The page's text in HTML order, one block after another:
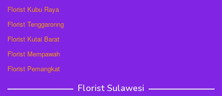
Florist Kubu Raya
Florist Tenggaronng
Florist Kutai Barat
Florist Mempawah
Florist Pemangkat
Florist Sulawesi